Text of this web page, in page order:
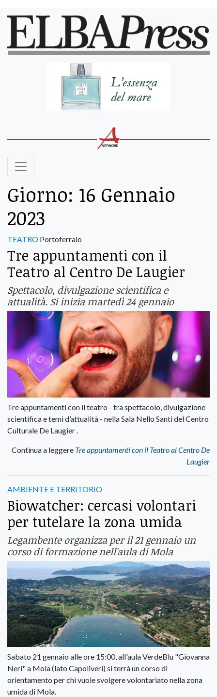
Giorno: 16 Gennaio
2023
TEATRO Portoferraio
Tre appuntamenti con il
Teatro al Centro De Laugier
Spettacolo, divulgazione scientifica e
attualità. Si inizia martedì 24 gennaio
Tre appuntamenti con il teatro - tra spettacolo, divulgazione
scientifica e temi d’attualità - nella Sala Nello Santi del Centro
Culturale De Laugier .
Continua a leggere Tre appuntamenti con il Teatro al Centro De
Laugier
AMBIENTE E TERRITORIO
Biowatcher: cercasi volontari
per tutelare la zona umida
Legambente organizza per il 21 gennaio un
corso di formazione nell'aula di Mola
Sabato 21 gennaio alle ore 15:00, all'aula VerdeBlu "Giovanna
Neri" a Mola (lato Capoliveri) si terrà un corso di
orientamento per chi vuole svolgere volontariato nella zona
umida di Mola.